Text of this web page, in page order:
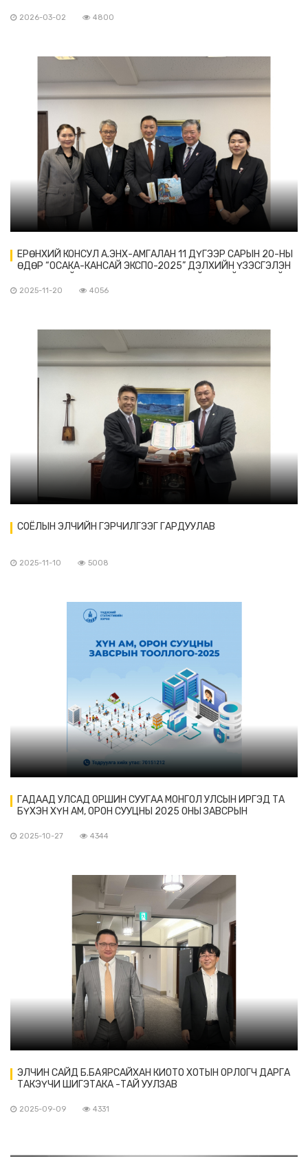
2026-03-02 4800
ЕРӨНХИЙ КОНСУЛ А.ЭНХ-АМГАЛАН 11 ДҮГЭЭР САРЫН 20-НЫ
ӨДӨР “ОСАКА-КАНСАЙ ЭКСПО-2025” ДЭЛХИЙН ҮЗЭСГЭЛЭН
ДАРГЫН ОРЛОГЧ ИЧИНОКИ МАНАЦҮ-ТАЙ УУЛЗАВ
2025-11-20 4056
СОЁЛЫН ЭЛЧИЙН ГЭРЧИЛГЭЭГ ГАРДУУЛАВ
2025-11-10 5008
ГАДААД УЛСАД ОРШИН СУУГАА МОНГОЛ УЛСЫН ИРГЭД ТА
БҮХЭН ХҮН АМ, ОРОН СУУЦНЫ 2025 ОНЫ ЗАВСРЫН
2025-10-27 4344
ЭЛЧИН САЙД Б.БАЯРСАЙХАН КИОТО ХОТЫН ОРЛОГЧ ДАРГА
ТАКЭҮЧИ ШИГЭТАКА -ТАЙ УУЛЗАВ
2025-09-09 4331